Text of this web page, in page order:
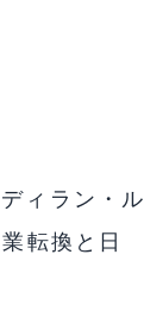
ィラン・ル
転換と日